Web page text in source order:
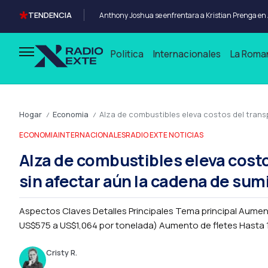
TENDENCIA
Politica Internacionales La
Hogar / Economia / Alza de combustibles eleva costos del
ECONOMIAINTERNACIONALESRADIO EXTE NOTICIAS
Alza de combustibles eleva
sin afectar aún la cadena de
Aspectos Claves Detalles Principales Tema principal
US$575 a US$1,064 por tonelada) Aumento de fletes Hasta
Cristy R.